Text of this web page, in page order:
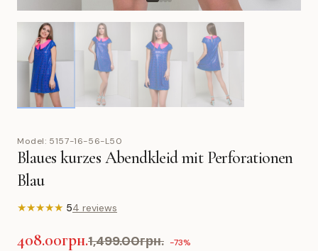
Model: 5157-16-56-L50
Blaues kurzes Abendkleid mit Perforationen
Blau
★★★★★ 54 reviews
408.00грн.1,499.00грн. -73%